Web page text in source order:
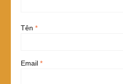
Tên *
Email *